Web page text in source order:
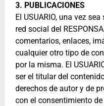
3. PUBLICACIONES
El USUARIO, una vez
red social del
comentarios, enlaces,
cualquier otro tipo de
por la misma. El
ser el titular del
derechos de autor y de
con el consentimiento